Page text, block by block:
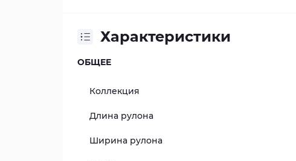
Характеристики
ОБЩЕЕ
Коллекция
Длина рулона
Ширина рулона